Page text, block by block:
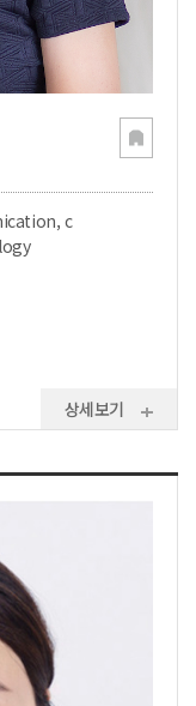
c
상세보기